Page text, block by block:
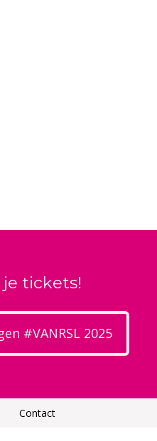
je tickets!
#VANRSL 2025
Contact